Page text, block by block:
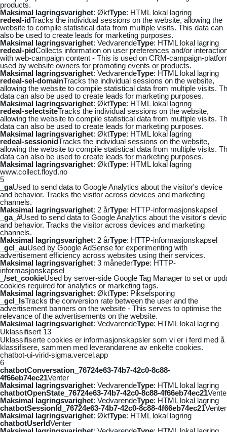
products.
Maksimal lagringsvarighet: ØktType: HTML lokal lagring
redeal-idTracks the individual sessions on the website, allowing the
website to compile statistical data from multiple visits. This data can
also be used to create leads for marketing purposes.
Maksimal lagringsvarighet: VedvarendeType: HTML lokal lagring
redeal-pidCollects information on user preferences and/or
with web-campaign content - This is used on CRM-campaign-
used by website owners for promoting events or products.
Maksimal lagringsvarighet: VedvarendeType: HTML lokal lagring
redeal-sel-domainTracks the individual sessions on the website,
allowing the website to compile statistical data from multiple visits.
data can also be used to create leads for marketing purposes.
Maksimal lagringsvarighet: ØktType: HTML lokal lagring
redeal-selectsiteTracks the individual sessions on the website,
allowing the website to compile statistical data from multiple visits.
data can also be used to create leads for marketing purposes.
Maksimal lagringsvarighet: ØktType: HTML lokal lagring
redeal-sessionidTracks the individual sessions on the website,
allowing the website to compile statistical data from multiple visits.
data can also be used to create leads for marketing purposes.
Maksimal lagringsvarighet: ØktType: HTML lokal lagring
www.collect.floyd.no
5
_gaUsed to send data to Google Analytics about the visitor's device
and behavior. Tracks the visitor across devices and marketing
channels.
Maksimal lagringsvarighet: 2 årType: HTTP-informasjonskapsel
_ga_#Used to send data to Google Analytics about the visitor's
and behavior. Tracks the visitor across devices and marketing
channels.
Maksimal lagringsvarighet: 2 årType: HTTP-informasjonskapsel
_gcl_auUsed by Google AdSense for experimenting with
advertisement efficiency across websites using their services.
Maksimal lagringsvarighet: 3 månederType: HTTP-
informasjonskapsel
_/set_cookieUsed by server-side Google Tag Manager to set or
cookies required for analytics or marketing tags.
Maksimal lagringsvarighet: ØktType: Pikselsporing
_gcl_lsTracks the conversion rate between the user and the
advertisement banners on the website - This serves to optimise the
relevance of the advertisements on the website.
Maksimal lagringsvarighet: VedvarendeType: HTML lokal lagring
Uklassifisert 13
Uklassifiserte cookies er informasjonskapsler som vi er i ferd med å
klassifisere, sammen med leverandørene av enkelte cookies.
chatbot-ui-virid-sigma.vercel.app
6
chatbotConversation_76724e63-74b7-42c0-8c88-
4f66eb74ec21Venter
Maksimal lagringsvarighet: VedvarendeType: HTML lokal lagring
chatbotOpenState_76724e63-74b7-42c0-8c88-4f66eb74ec21
Maksimal lagringsvarighet: VedvarendeType: HTML lokal lagring
chatbotSessionId_76724e63-74b7-42c0-8c88-4f66eb74ec21Venter
Maksimal lagringsvarighet: ØktType: HTML lokal lagring
chatbotUserIdVenter